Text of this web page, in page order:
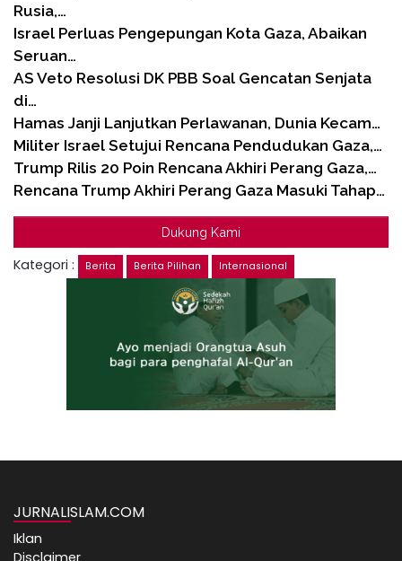
Rusia,…
Israel Perluas Pengepungan Kota Gaza, Abaikan
Seruan…
AS Veto Resolusi DK PBB Soal Gencatan Senjata
di…
Hamas Janji Lanjutkan Perlawanan, Dunia Kecam…
Militer Israel Setujui Rencana Pendudukan Gaza,…
Trump Rilis 20 Poin Rencana Akhiri Perang Gaza,…
Rencana Trump Akhiri Perang Gaza Masuki Tahap…
Dukung Kami
Kategori : Berita Berita Pilihan Internasional
JURNALISLAM.COM
Iklan
Disclaimer